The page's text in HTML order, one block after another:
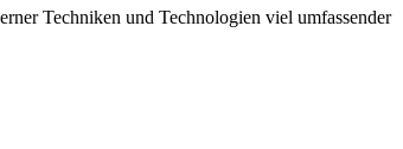
Techniken und Technologien viel umfassender